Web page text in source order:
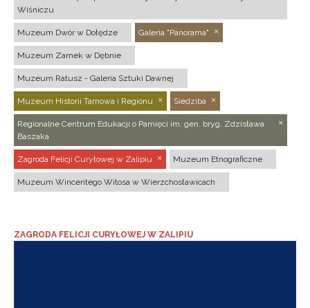
Wiśniczu
Muzeum Dwór w Dołędze Galeria "Panorama"
Muzeum Zamek w Dębnie
Muzeum Ratusz - Galeria Sztuki Dawnej
Muzeum Historii Tarnowa i Regionu Siedziba
Regionalne Centrum Edukacji o Pamięci im. gen. bryg. Zdzisława
Baszaka
Zagroda Felicji Curyłowej w Zalipiu Muzeum Etnograficzne
Muzeum Wincentego Witosa w Wierzchosławicach
ZAGRODA FELICJI CURYŁOWEJ W ZALIPIU